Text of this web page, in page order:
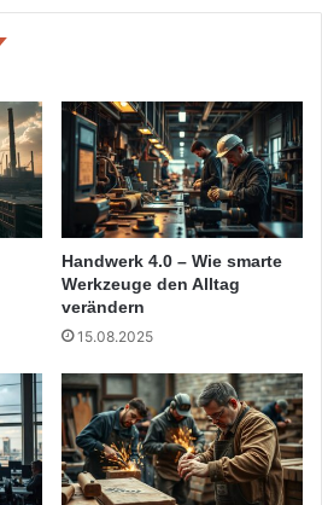
Handwerk 4.0 – Wie smarte
Werkzeuge den Alltag
verändern
15.08.2025